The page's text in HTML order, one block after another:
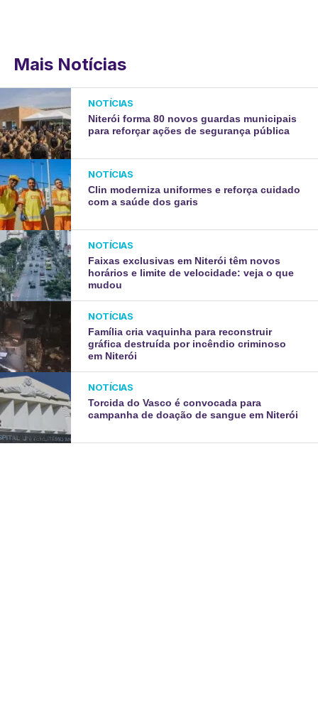
Mais Notícias
NOTÍCIAS
Niterói forma 80 novos guardas municipais
para reforçar ações de segurança pública
NOTÍCIAS
Clin moderniza uniformes e reforça cuidado
com a saúde dos garis
NOTÍCIAS
Faixas exclusivas em Niterói têm novos
horários e limite de velocidade: veja o que
mudou
NOTÍCIAS
Família cria vaquinha para reconstruir
gráfica destruída por incêndio criminoso
em Niterói
NOTÍCIAS
Torcida do Vasco é convocada para
campanha de doação de sangue em Niterói